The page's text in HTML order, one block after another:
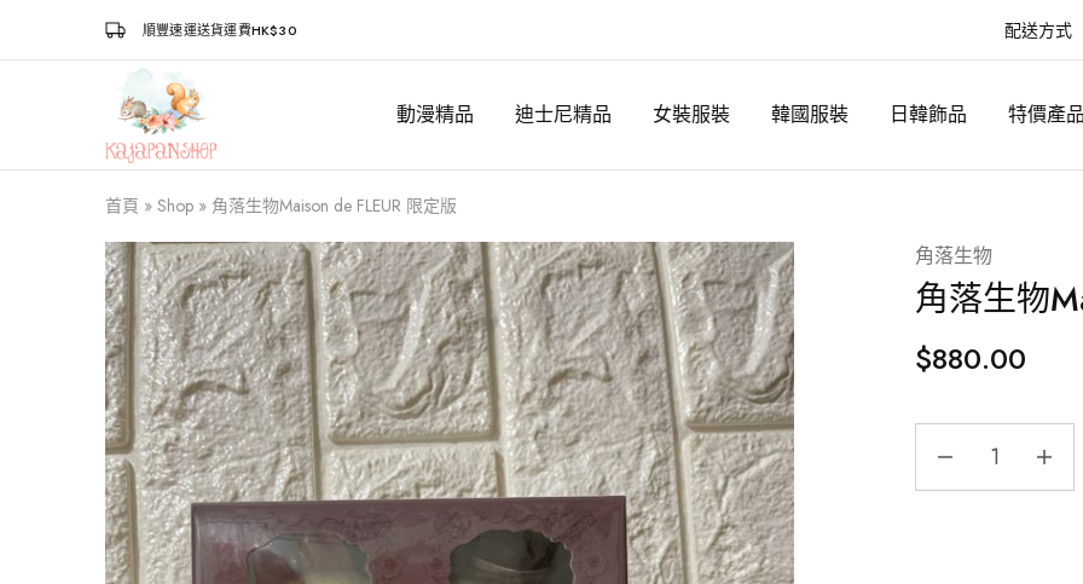
順豐速運送貨運費HK$30 配送方式
Kajapanshop
日
韓
百
貨
店
動漫精品 迪士尼精品 女裝服裝 韓國服裝 日韓飾品 特價產
首頁 » Shop » 角落生物Maison de FLEUR 限定版
角落生物
角落生物
$880.00